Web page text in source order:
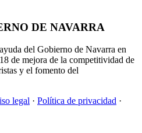
DE NAVARRA
del Gobierno de Navarra en
de mejora de la competitividad de
y el fomento del
legal · Política de privacidad ·